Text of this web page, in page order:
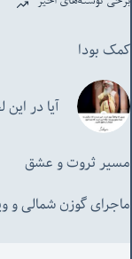
کمک بودا
آیا در
مسیر ثروت و عشق
ماجرای گوزن شمالی و‌